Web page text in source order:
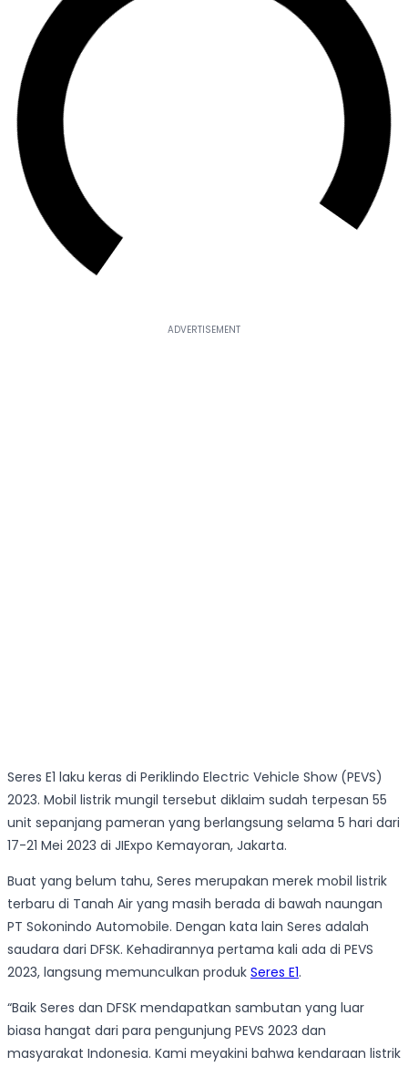
Seres E1 laku keras di Periklindo Electric Vehicle Show (PEVS)
2023. Mobil listrik mungil tersebut diklaim sudah terpesan 55
unit sepanjang pameran yang berlangsung selama 5 hari dari
17-21 Mei 2023 di JIExpo Kemayoran, Jakarta.
Buat yang belum tahu, Seres merupakan merek mobil listrik
terbaru di Tanah Air yang masih berada di bawah naungan
PT Sokonindo Automobile. Dengan kata lain Seres adalah
saudara dari DFSK. Kehadirannya pertama kali ada di PEVS
2023, langsung memunculkan produk Seres E1.
“Baik Seres dan DFSK mendapatkan sambutan yang luar
biasa hangat dari para pengunjung PEVS 2023 dan
masyarakat Indonesia. Kami meyakini bahwa kendaraan listrik